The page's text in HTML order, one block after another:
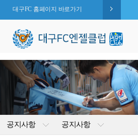
대구FC 홈페이지 바로가기
공지사항 공지사항